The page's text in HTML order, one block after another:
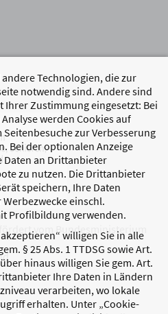
Technologien, die zur
notwendig sind. Andere sind
Zustimmung eingesetzt: Bei
werden Cookies auf
zur Verbesserung
Bei der optionalen Anzeige
Daten an Drittanbieter
zu nutzen. Die Drittanbieter
speichern, Ihre Daten
einschl.
Profilbildung verwenden.
willigen Sie in alle
§ 25 Abs. 1 TTDSG sowie Art.
hinaus willigen Sie gem. Art.
Ihre Daten in Ländern
verarbeiten, wo lokale
erhalten. Unter „Cookie-
vom Bundesministerium